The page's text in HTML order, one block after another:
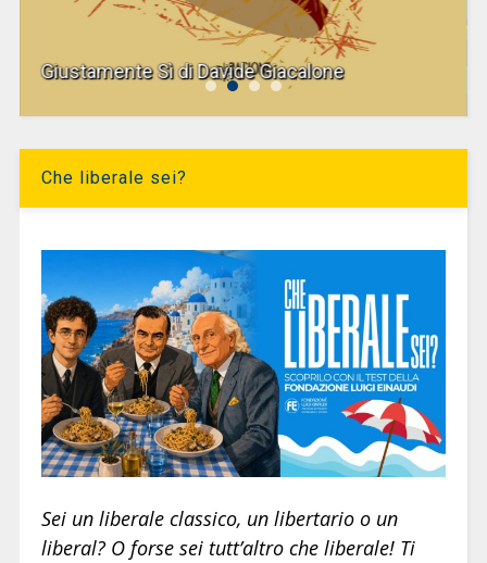
Giustamente Sì di Davide Giacalone
Che liberale sei?
Sei un liberale classico, un libertario o un
liberal? O forse sei tutt’altro che liberale! Ti